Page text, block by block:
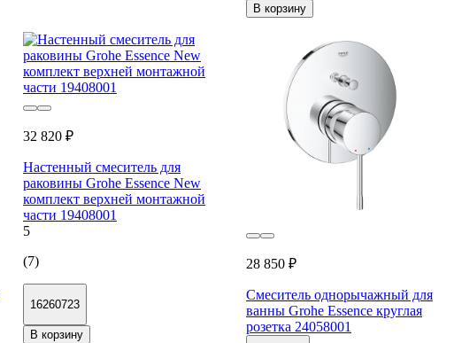
В корзину
32 820 ₽
Настенный смеситель для
раковины Grohe Essence New
комплект верхней монтажной
части 19408001
5
(7)
16260723
В корзину
28 850 ₽
Смеситель однорычажный для
ванны Grohe Essence круглая
розетка 24058001